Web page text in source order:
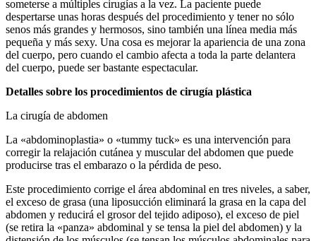
someterse a múltiples cirugías a la vez. La paciente puede
despertarse unas horas después del procedimiento y tener no sólo
senos más grandes y hermosos, sino también una línea media más
pequeña y más sexy. Una cosa es mejorar la apariencia de una zona
del cuerpo, pero cuando el cambio afecta a toda la parte delantera
del cuerpo, puede ser bastante espectacular.
Detalles sobre los procedimientos de cirugía plástica
La cirugía de abdomen
La «abdominoplastia» o «tummy tuck» es una intervención para
corregir la relajación cutánea y muscular del abdomen que puede
producirse tras el embarazo o la pérdida de peso.
Este procedimiento corrige el área abdominal en tres niveles, a saber,
el exceso de grasa (una liposucción eliminará la grasa en la capa del
abdomen y reducirá el grosor del tejido adiposo), el exceso de piel
(se retira la «panza» abdominal y se tensa la piel del abdomen) y la